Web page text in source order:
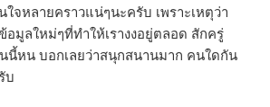
จหลายคราวแน่ๆนะครับ เพราะเหตุว่า
อมูลใหม่ๆที่ทำให้เรางงอยู่ตลอด สักครู่
นี้หน บอกเลยว่าสนุกสนานมาก คนใดกัน
บ